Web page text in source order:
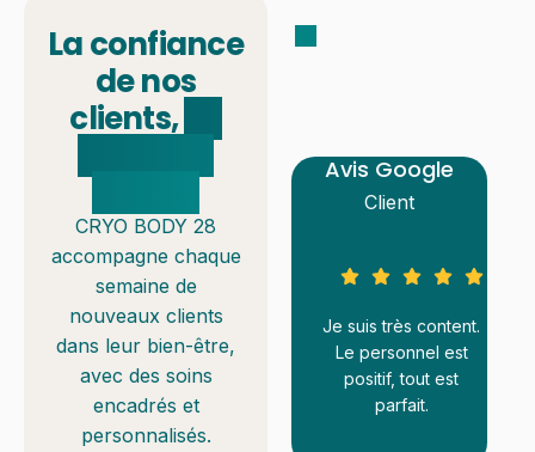
La confiance
de nos
clients,
CRYO BODY 28
accompagne chaque
semaine de
nouveaux clients
dans leur bien-être,
avec des soins
encadrés et
personnalisés.
Centre au top,
équipe très
sympathique et
professionnelle.
Résultats au rendez-
Avis Google
Client
Je suis très content.
Le personnel est
positif, tout est
parfait.